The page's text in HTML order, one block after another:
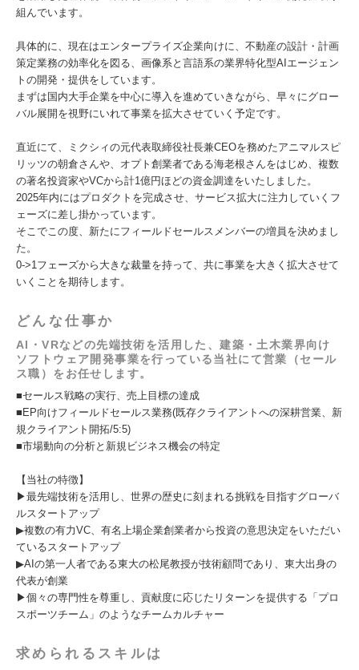
組んでいます。
具体的に、現在はエンタープライズ企業向けに、不動産の設計・計画
策定業務の効率化を図る、画像系と言語系の業界特化型AIエージェン
トの開発・提供をしています。
まずは国内大手企業を中心に導入を進めていきながら、早々にグロー
バル展開を視野にいれて事業を拡大させていく予定です。
直近にて、ミクシィの元代表取締役社長兼CEOを務めたアニマルスピ
リッツの朝倉さんや、オプト創業者である海老根さんをはじめ、複数
の著名投資家やVCから計1億円ほどの資金調達をいたしました。
2025年内にはプロダクトを完成させ、サービス拡大に注力していくフ
ェーズに差し掛かっています。
そこでこの度、新たにフィールドセールスメンバーの増員を決めまし
た。
0->1フェーズから大きな裁量を持って、共に事業を大きく拡大させて
いくことを期待します。
どんな仕事か
AI・VRなどの先端技術を活用した、建築・土木業界向け
ソフトウェア開発事業を行っている当社にて営業（セール
ス職）をお任せします。
■セールス戦略の実行、売上目標の達成
■EP向けフィールドセールス業務(既存クライアントへの深耕営業、新
規クライアント開拓/5:5)
■市場動向の分析と新規ビジネス機会の特定
【当社の特徴】
▶最先端技術を活用し、世界の歴史に刻まれる挑戦を目指すグローバ
ルスタートアップ
▶複数の有力VC、有名上場企業創業者から投資の意思決定をいただい
ているスタートアップ
▶AIの第一人者である東大の松尾教授が技術顧問であり、東大出身の
代表が創業
▶個々の専門性を尊重し、貢献度に応じたリターンを提供する「プロ
スポーツチーム」のようなチームカルチャー
求められるスキルは